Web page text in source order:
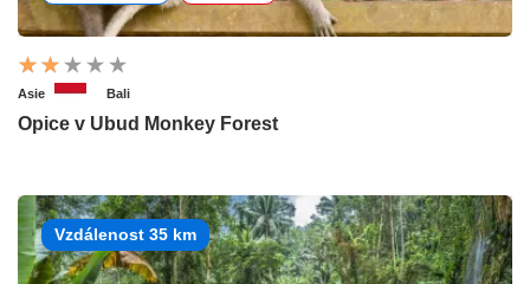
Asie Bali
Opice v Ubud Monkey Forest
Vzdálenost 35 km